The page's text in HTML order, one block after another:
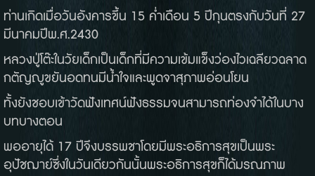
ท่านเกิดเมื่อวันอังคารขึ้น 15 ค่ำเดือน 5 ปีกุนตรงกับวันที่ 27
มีนาคมปีพ.ศ.2430
หลวงปู่โต๊ะในวัยเด็กเป็นเด็กที่มีความเข้มแข็งว่องไวเฉลียวฉลาด
กตัญญูขยันอดทนมีน้ำใจและพูดจาสุภาพอ่อนโยน
ทั้งยังชอบเข้าวัดฟังเทศน์ฟังธรรมจนสามารถท่องจำได้ในบาง
บทบางตอน
พออายุได้17 ปีจึงบรรพชาโดยมีพระอธิการสุขเป็นพระ
อุปัชฌาย์ซึ่งในวันเดียวกันนั้นพระอธิการสุขก็ได้มรณภาพ